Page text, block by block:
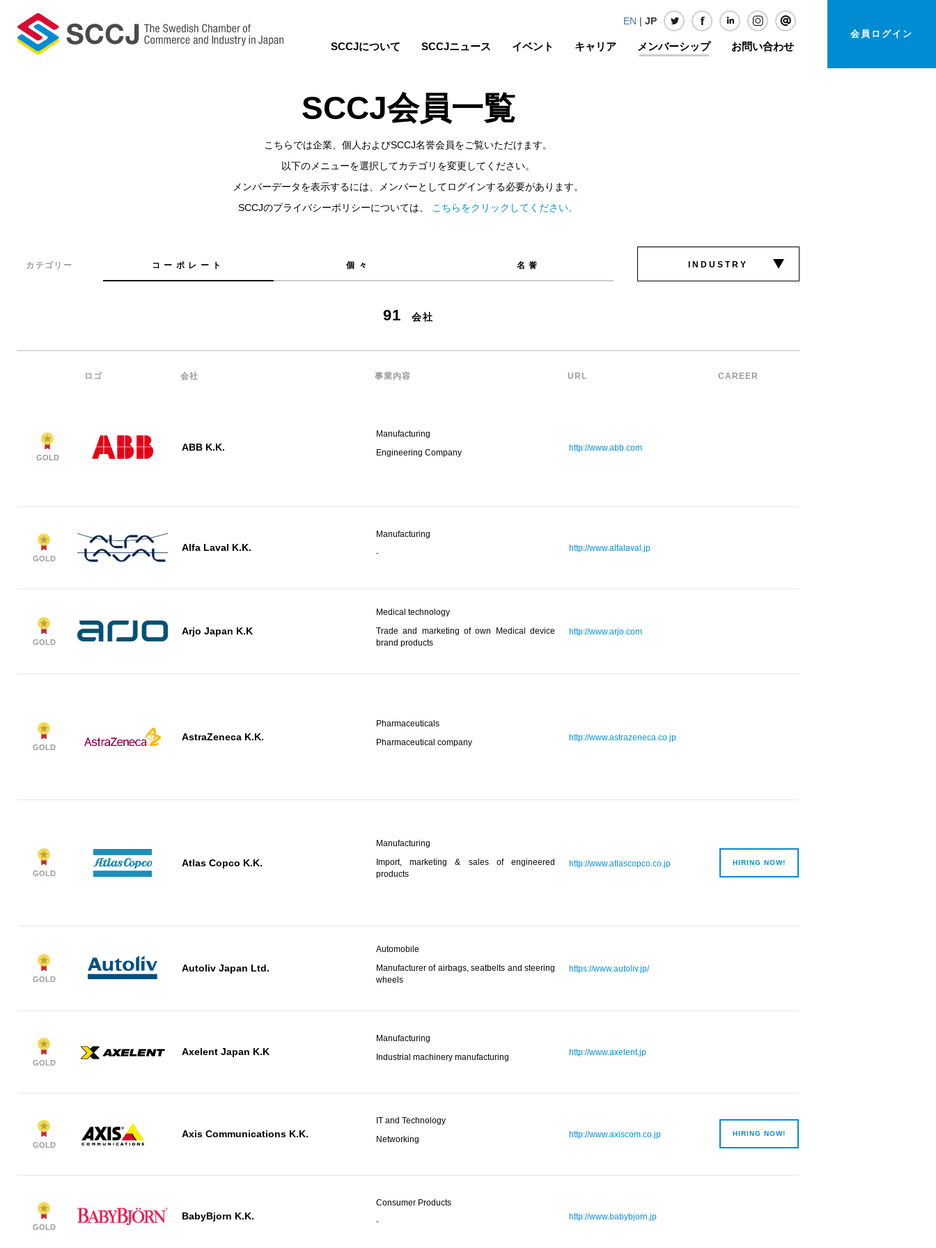
main
content
EN | JP
SCCJについて SCCJニュース イベント キャリア メンバーシップ お問い合わせ
会員ログイン
SCCJ会員一覧
こちらでは企業、個人およびSCCJ名誉会員をご覧いただけます。
以下のメニューを選択してカテゴリを変更してください。
メンバーデータを表示するには、メンバーとしてログインする必要があります。
SCCJのプライバシーポリシーについては、
こちらをクリックしてください。
カテゴリー コーポレート 個々 名誉
91 会社
ロゴ 会社 事業内容 URL CAREER
GOLD
ABB K.K.
Manufacturing
Engineering Company
http://www.abb.com
GOLD
Alfa Laval K.K.
Manufacturing
-
http://www.alfalaval.jp
GOLD
Arjo Japan K.K
Medical technology
Trade and marketing of own Medical device
brand products
http://www.arjo.com
GOLD
AstraZeneca K.K.
Pharmaceuticals
Pharmaceutical company
http://www.astrazeneca.co.jp
GOLD
Atlas Copco K.K.
Manufacturing
Import, marketing & sales of engineered
products
http://www.atlascopco.co.jp HIRING NOW!
GOLD
Autoliv Japan Ltd.
Automobile
Manufacturer of airbags, seatbelts and steering
wheels
https://www.autoliv.jp/
GOLD
Axelent Japan K.K
Manufacturing
Industrial machinery manufacturing
http://www.axelent.jp
GOLD
Axis Communications K.K.
IT and Technology
Networking
http://www.axiscom.co.jp HIRING NOW!
GOLD
BabyBjorn K.K.
Consumer Products
-
http://www.babybjorn.jp